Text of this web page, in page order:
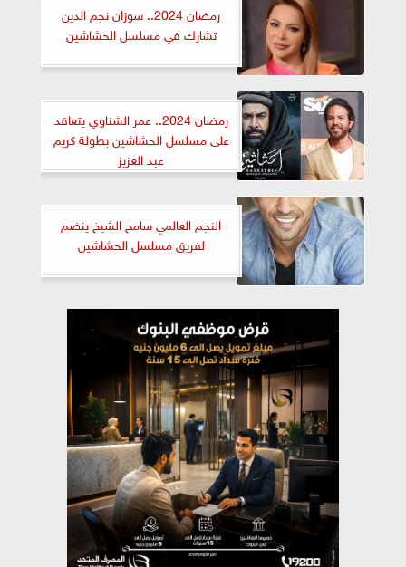
رمضان 2024.. سوزان نجم الدين
تشارك في مسلسل الحشاشين
رمضان 2024.. عمر الشناوي يتعاقد
على مسلسل الحشاشين بطولة كريم
عبد العزيز
النجم العالمي سامح الشيخ ينضم
لفريق مسلسل الحشاشين